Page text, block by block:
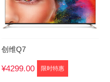
创维Q7
¥4299.00 限时特惠